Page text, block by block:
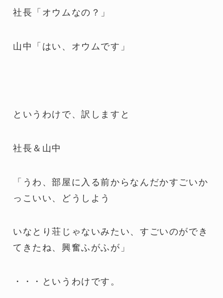
社長「オウムなの？」
山中「はい、オウムです」
というわけで、訳しますと
社長＆山中
「うわ、部屋に入る前からなんだかすごいか
っこいい、どうしよう
いなとり荘じゃないみたい、すごいのができ
てきたね、興奮ふがふが」
・・・というわけです。